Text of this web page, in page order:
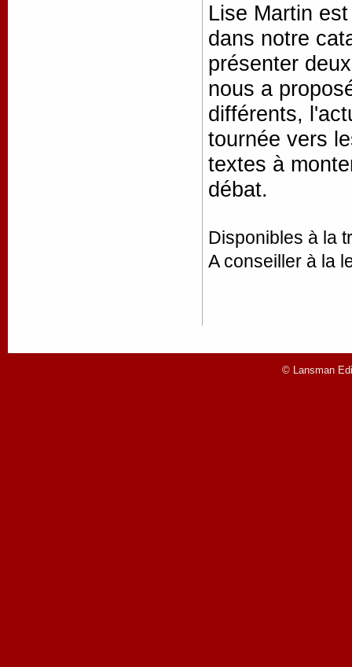
Lise Martin
dans notre
présenter
nous a
différents,
tournée vers
textes à
débat.
Disponibles à la
A conseiller à la
© Lansman